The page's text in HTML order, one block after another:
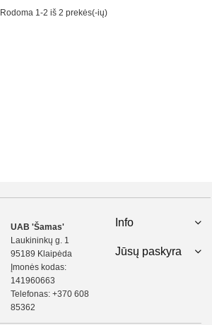
Rodoma 1-2 iš 2 prekės(-ių)
UAB 'Šamas'
Laukininkų g. 1
95189 Klaipėda
Įmonės kodas:
141960663
Telefonas: +370 608
85362
Info
Jūsų paskyra